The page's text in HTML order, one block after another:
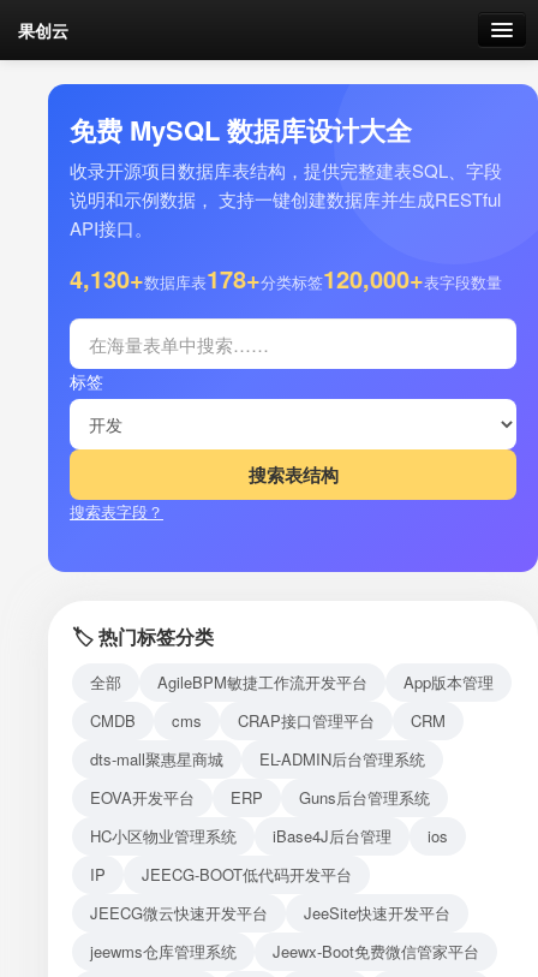
果创云
数据表单
API接口
云存储
剩余接口流量
加流量
接口测试
免费 MySQL 数据库设计大全
收录开源项目数据库表结构，提供完整建表SQL、字段
说明和示例数据， 支持一键创建数据库并生成RESTful
API接口。
4,130+数据库表178+分类标签120,000+表字段数量
标签
搜索表字段？
🏷️ 热门标签分类
全部 AgileBPM敏捷工作流开发平台
App版本管理
CMDB
cms CRAP接口管理平台
CRM
dts-mall聚惠星商城
EL-ADMIN后台管理系统
EOVA开发平台
ERP
Guns后台管理系统
HC小区物业管理系统
iBase4J后台管理
ios
IP
JEECG-BOOT低代码开发平台
JEECG微云快速开发平台
JeeSite快速开发平台
jeewms仓库管理系统
Jeewx-Boot免费微信管家平台